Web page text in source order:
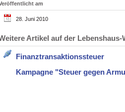
am
28. Juni 2010
Artikel auf der
Finanztransaktionssteuer
Kampagne "Steuer gegen